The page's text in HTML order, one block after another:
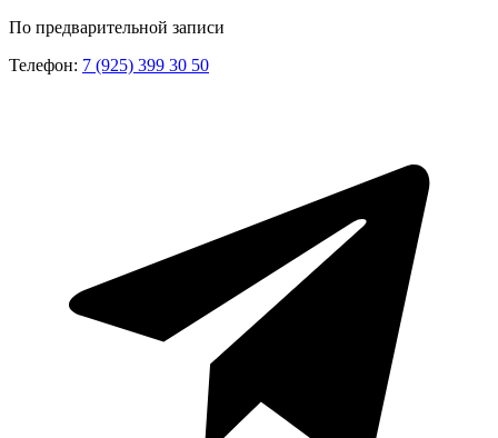
По предварительной записи
Телефон: 7 (925) 399 30 50